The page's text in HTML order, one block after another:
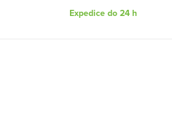
Expedice do 24 h